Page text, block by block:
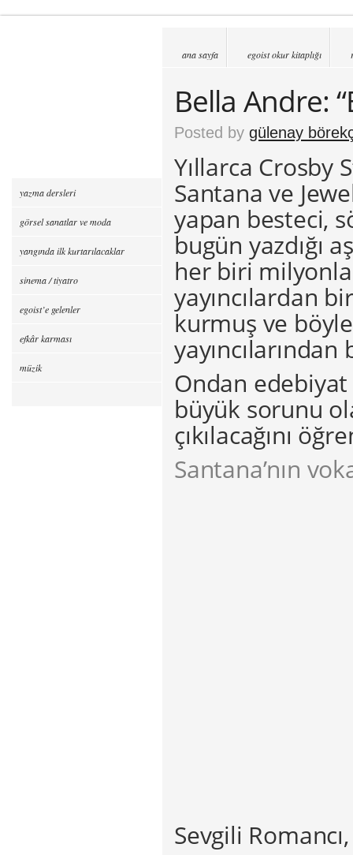
ana sayfa egoist okur kitaplığı
Bella Andre:
Posted by gülenay
Yıllarca Crosby
Santana ve
yapan besteci,
bugün yazdığı
her biri
yayıncılardan
kurmuş ve
Ondan edebiyat
büyük sorunu
çıkılacağını
Santana’nın
Sevgili Romancı,
yazma dersleri
görsel sanatlar ve moda
yangında ilk kurtarılacaklar
sinema / tiyatro
egoist’e gelenler
efkâr karması
müzik